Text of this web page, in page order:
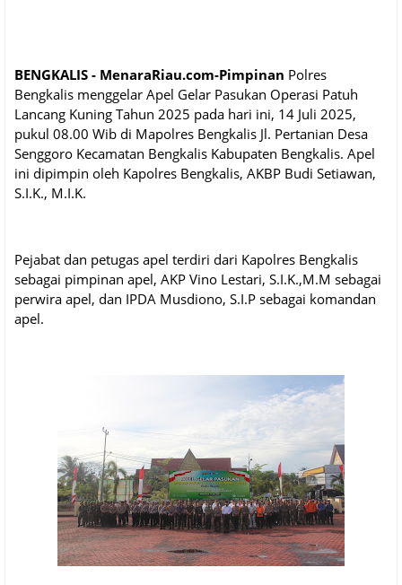
BENGKALIS - MenaraRiau.com-Pimpinan Polres
Bengkalis menggelar Apel Gelar Pasukan Operasi Patuh
Lancang Kuning Tahun 2025 pada hari ini, 14 Juli 2025,
pukul 08.00 Wib di Mapolres Bengkalis Jl. Pertanian Desa
Senggoro Kecamatan Bengkalis Kabupaten Bengkalis. Apel
ini dipimpin oleh Kapolres Bengkalis, AKBP Budi Setiawan,
S.I.K., M.I.K.
Pejabat dan petugas apel terdiri dari Kapolres Bengkalis
sebagai pimpinan apel, AKP Vino Lestari, S.I.K.,M.M sebagai
perwira apel, dan IPDA Musdiono, S.I.P sebagai komandan
apel.